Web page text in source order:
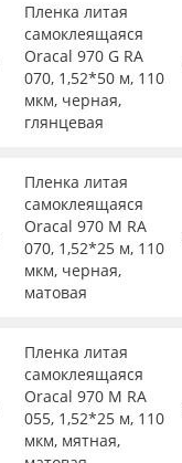
Пленка литая
самоклеящаяся
Oracal 970 G RA
070, 1,52*50 м, 110
мкм, черная,
глянцевая
Пленка литая
самоклеящаяся
Oracal 970 M RA
070, 1,52*25 м, 110
мкм, черная,
матовая
Пленка литая
самоклеящаяся
Oracal 970 M RA
055, 1,52*25 м, 110
мкм, мятная,